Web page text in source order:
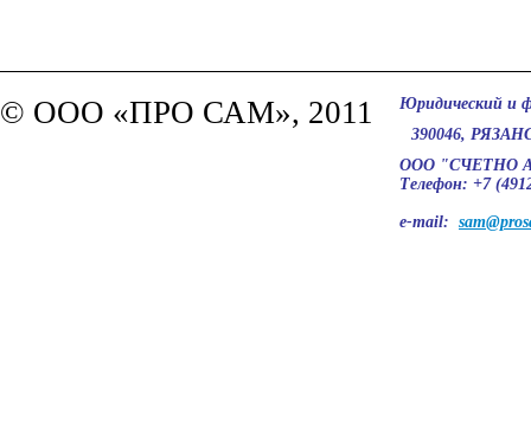
© ООО «ПРО САМ», 2011
Юридический и
390046,
ООО "СЧЕТНО
Телефон: +7
e-mail: